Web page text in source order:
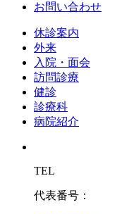
お問い合わせ
休診案内
外来
入院・面会
訪問診療
健診
診療科
病院紹介
TEL
代表番号：